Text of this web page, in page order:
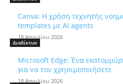
Canva: Η χρήση τεχνητής
templates με AI agents
18 Απριλίου 2026
Διαδίκτυο
Microsoft Edge: Ένα
για να τον χρησιμοποιήσετε
18 Απριλίου 2026